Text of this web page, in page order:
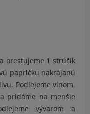
orestujeme 1 strúčik
papričku nakrájanú
Podlejeme vínom,
pridáme na menšie
vývarom a